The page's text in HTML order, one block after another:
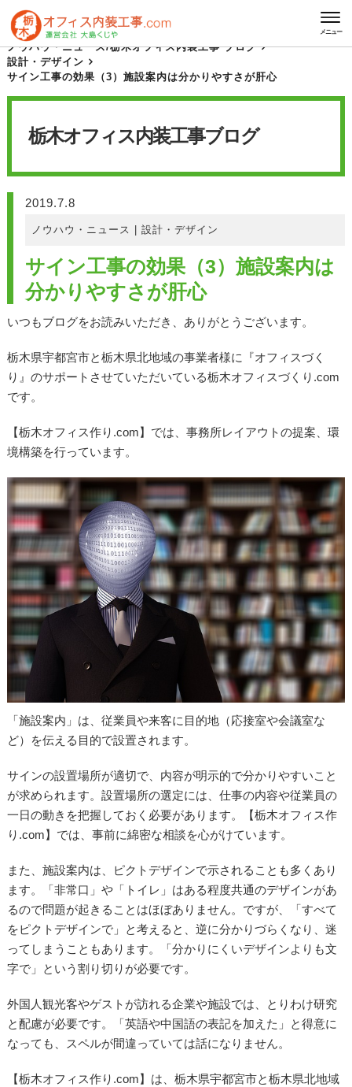
メニュー
HOME
栃木オフィス内装工事 ブログ
ノウハウ・ニュース/栃木オフィス内装工事 ブログ
設計・デザイン
サイン工事の効果（3）施設案内は分かりやすさが肝心
栃木オフィス内装工事ブログ
2019.7.8
ノウハウ・ニュース 設計・デザイン
サイン工事の効果（3）施設案内は
分かりやすさが肝心
いつもブログをお読みいただき、ありがとうございます。
栃木県宇都宮市と栃木県北地域の事業者様に『オフィスづく
り』のサポートさせていただいている栃木オフィスづくり.com
です。
【栃木オフィス作り.com】では、事務所レイアウトの提案、環
境構築を行っています。
「施設案内」は、従業員や来客に目的地（応接室や会議室な
ど）を伝える目的で設置されます。
サインの設置場所が適切で、内容が明示的で分かりやすいこと
が求められます。設置場所の選定には、仕事の内容や従業員の
一日の動きを把握しておく必要があります。【栃木オフィス作
り.com】では、事前に綿密な相談を心がけています。
また、施設案内は、ピクトデザインで示されることも多くあり
ます。「非常口」や「トイレ」はある程度共通のデザインがあ
るので問題が起きることはほぼありません。ですが、「すべて
をピクトデザインで」と考えると、逆に分かりづらくなり、迷
ってしまうこともあります。「分かりにくいデザインよりも文
字で」という割り切りが必要です。
外国人観光客やゲストが訪れる企業や施設では、とりわけ研究
と配慮が必要です。「英語や中国語の表記を加えた」と得意に
なっても、スペルが間違っていては話になりません。
【栃木オフィス作り.com】は、栃木県宇都宮市と栃木県北地域